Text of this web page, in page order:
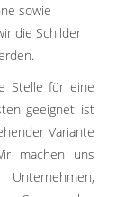
sowie
die Schilder
Stelle für eine
geeignet ist
Variante
machen uns